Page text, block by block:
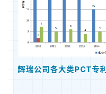
辉瑞公司各大类PCT专